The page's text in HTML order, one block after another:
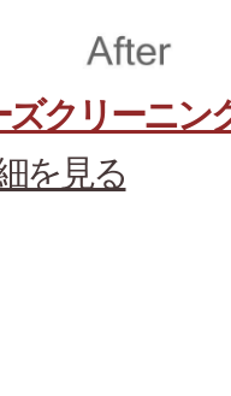
クリーニン
を見る